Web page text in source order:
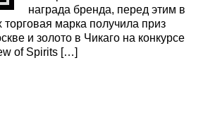
награда бренда, перед этим в
торговая марка получила приз
и золото в Чикаго на конкурсе
of Spirits […]